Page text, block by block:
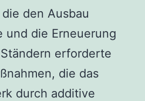
den Ausbau
und die Erneuerung
erforderte
die das
durch additive